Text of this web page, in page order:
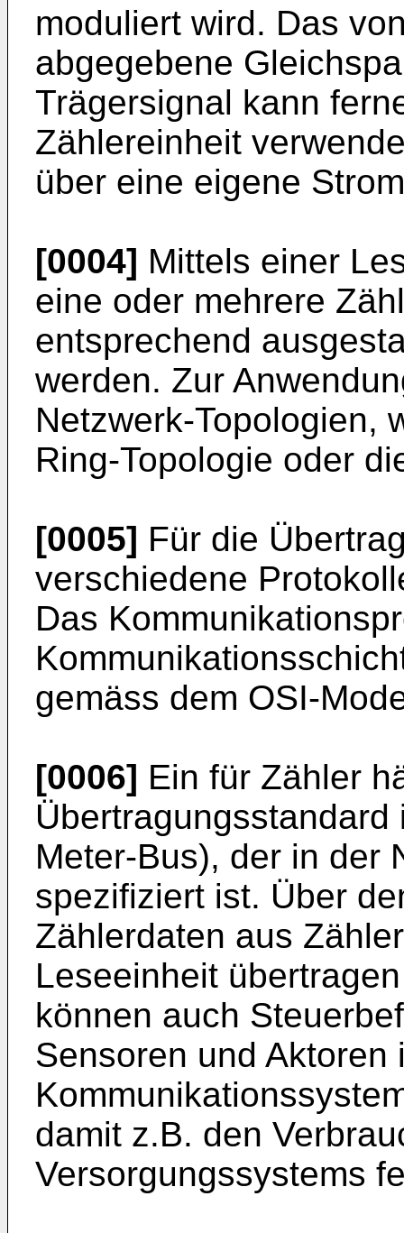
moduliert wird. Das
abgegebene
Trägersignal kann
Zählereinheit
über eine eigene
[0004] Mittels einer
eine oder mehrere
entsprechend
werden. Zur
Netzwerk-Topologien,
Ring-Topologie oder
[0005] Für die
verschiedene
Das
gemäss dem OSI-
[0006] Ein für Zähler
Meter-Bus), der in der
spezifiziert ist. Über
Zählerdaten aus
Leseeinheit
können auch
Sensoren und Aktoren
damit z.B. den
Versorgungssystems